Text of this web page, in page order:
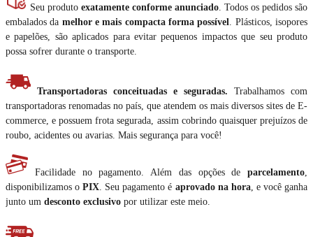
Seu produto exatamente conforme anunciado . Todos os pedidos são
embalados da melhor e mais compacta forma possível . Plásticos, isopores
e papelões, são aplicados para evitar pequenos impactos que seu produto
possa sofrer durante o transporte.
Transportadoras conceituadas e seguradas. Trabalhamos com
transportadoras renomadas no país, que atendem os mais diversos sites de E-
commerce, e possuem frota segurada, assim cobrindo quaisquer prejuízos de
roubo, acidentes ou avarias. Mais segurança para você!
Facilidade no pagamento. Além das opções de parcelamento
disponibilizamos oPIX . Seu pagamento é aprovado na hora, e você ganha
junto um desconto exclusivo por utilizar este meio.